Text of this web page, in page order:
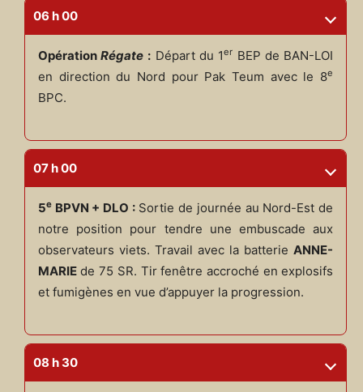
06 h 00
OpérationRégate : Départ du 1er BEP de BAN-LOI
en direction du Nord pour Pak Teum avec le 8e
BPC.
07 h 00
5eBPVN + DLO : Sortie de journée au Nord-Est de
notre position pour tendre une embuscade aux
observateurs viets. Travail avec la batterieANNE-
MARIEde 75 SR. Tir fenêtre accroché en explosifs
et fumigènes en vue d’appuyer la progression.
08 h 30